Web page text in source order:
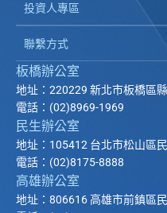
投資人專區
聯繫方式
板橋辦公室
地址：220229 新北市板橋區
電話：(02)8969-1969
民生辦公室
地址：105412 台北市松山區
電話：(02)8175-8888
高雄辦公室
地址：806616 高雄市前鎮區